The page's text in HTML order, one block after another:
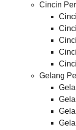
Cincin
Gelang